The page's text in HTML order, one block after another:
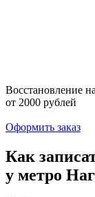
Восстановление
от 2000 рублей
Оформить заказ
Как
у метро